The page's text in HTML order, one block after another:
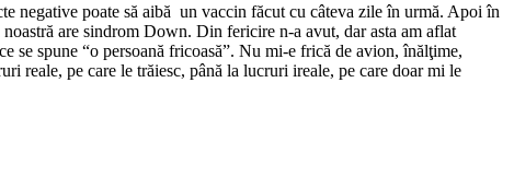
negative poate să aibă un vaccin făcut cu câteva zile în urmă. Apoi în
are sindrom Down. Din fericire n-a avut, dar asta am aflat
se spune “o persoană fricoasă”. Nu mi-e frică de avion, înălţime,
reale, pe care le trăiesc, până la lucruri ireale, pe care doar mi le